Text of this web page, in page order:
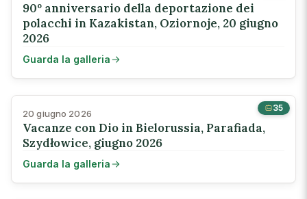
90º anniversario della deportazione dei
polacchi in Kazakistan, Oziornoje, 20 giugno
2026
Guarda la galleria
35
20 giugno 2026
Vacanze con Dio in Bielorussia, Parafiada,
Szydłowice, giugno 2026
Guarda la galleria